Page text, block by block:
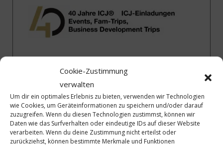
Cookie-Zustimmung
verwalten
Um dir ein optimales Erlebnis zu bieten, verwenden wir Technologien
wie Cookies, um Geräteinformationen zu speichern und/oder darauf
zuzugreifen. Wenn du diesen Technologien zustimmst, können wir
Daten wie das Surfverhalten oder eindeutige IDs auf dieser Website
verarbeiten. Wenn du deine Zustimmung nicht erteilst oder
zurückziehst, können bestimmte Merkmale und Funktionen